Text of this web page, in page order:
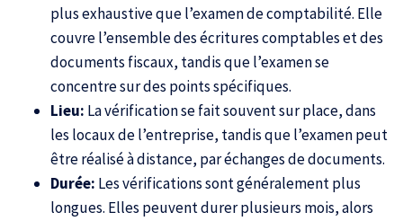
plus exhaustive que l’examen de comptabilité. Elle
couvre l’ensemble des écritures comptables et des
documents fiscaux, tandis que l’examen se
concentre sur des points spécifiques.
Lieu: La vérification se fait souvent sur place, dans
les locaux de l’entreprise, tandis que l’examen peut
être réalisé à distance, par échanges de documents.
Durée: Les vérifications sont généralement plus
longues. Elles peuvent durer plusieurs mois, alors